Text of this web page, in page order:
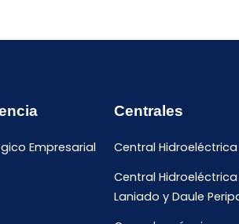
Empresarial
Centrales
Central Hidroeléctrica
Central
Laniado y Daule